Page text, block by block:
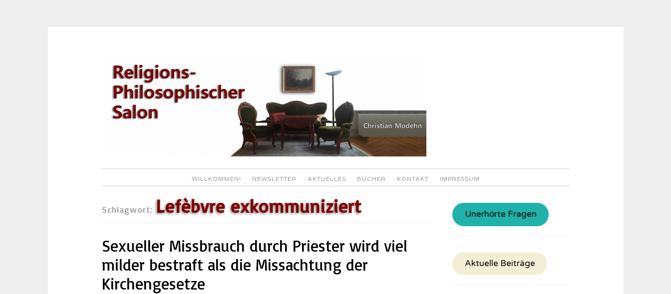
Inhalt
springen
WILLKOMMEN! NEWSLETTER AKTUELLES BÜCHER KONTAKT IMPRESSUM
Schlagwort: Lefèbvre exkommuniziert
Sexueller Missbrauch durch Priester wird viel
milder bestraft als die Missachtung der
Kirchengesetze
Unerhörte Fragen
Aktuelle Beiträge